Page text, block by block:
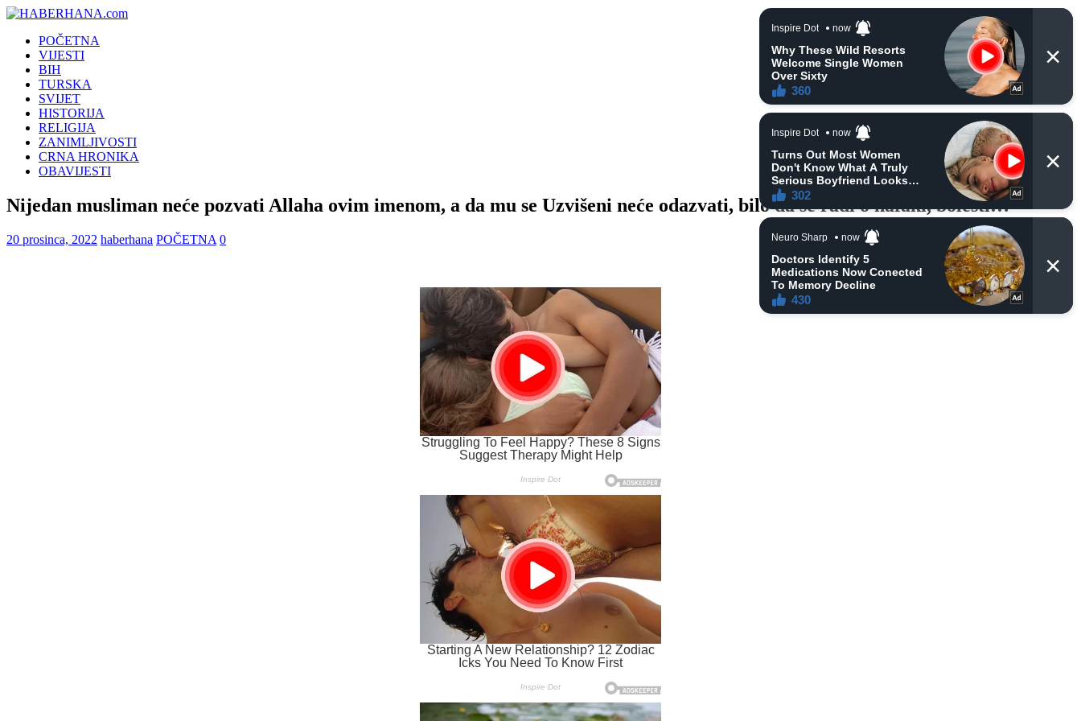
POČETNA
VIJESTI
BIH
TURSKA
SVIJET
HISTORIJA
RELIGIJA
ZANIMLJIVOSTI
CRNA HRONIKA
OBAVIJESTI
Nijedan musliman neće pozvati Allaha ovim imenom, a da mu se Uzvišeni neće odazvati, bilo da se radi o nafaki, bolesti…
20 prosinca, 2022 haberhana POČETNA 0